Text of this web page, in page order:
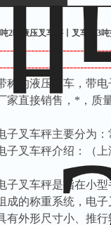
2吨液压叉车秤丨叉车秤3
称的液压叉车，带
家直接销售，*，质
子叉车秤主要分为
子叉车秤介绍：（
子叉车秤是指在小
成的称重系统，电
有外形尺寸小、推